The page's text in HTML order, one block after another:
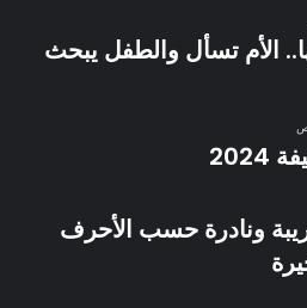
الأم تسأل والطفل يبحث
ونادرة حسب الأحرف